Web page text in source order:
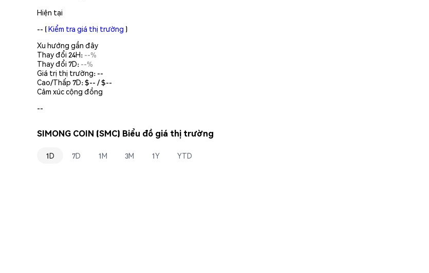
Hiện tại
-- (Kiểm tra giá thị trường )
Xu hướng gần đây
Thay đổi 24H: --%
Thay đổi 7D: --%
Giá trị thị trường: --
Cao/Thấp 7D: $-- / $--
Cảm xúc cộng đồng
--
SIMONG COIN (SMC) Biểu đồ giá thị trường
1D 7D 1M 3M 1Y YTD